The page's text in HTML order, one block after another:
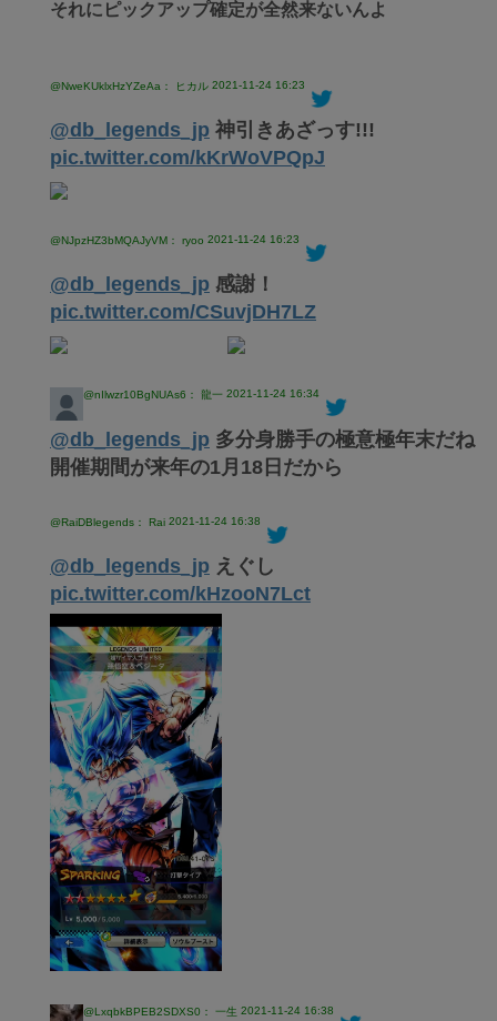
それにピックアップ確定が全然来ないんよ
@NweKUklxHzYZeAa： ヒカル 2021-11-24 16:23
@db_legends_jp 神引きあざっす!!!
pic.twitter.com/kKrWoVPQpJ
@NJpzHZ3bMQAJyVM： ryoo 2021-11-24 16:23
@db_legends_jp 感謝！
pic.twitter.com/CSuvjDH7LZ
@nIlwzr10BgNUAs6： 龍一 2021-11-24 16:34
@db_legends_jp 多分身勝手の極意極年末だね
開催期間が来年の1月18日だから
@RaiDBlegends： Rai 2021-11-24 16:38
@db_legends_jp えぐし
pic.twitter.com/kHzooN7Lct
@LxqbkBPEB2SDXS0： 一生 2021-11-24 16:38